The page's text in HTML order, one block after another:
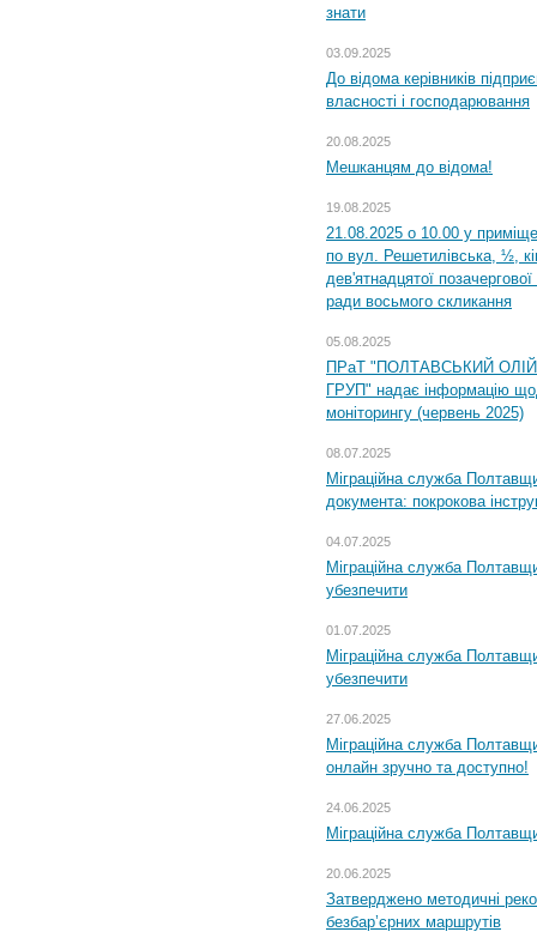
знати
03.09.2025
До відома керівників
власності і господарювання
20.08.2025
Мешканцям до відома!
19.08.2025
21.08.2025 о 10.00 у
по вул. Решетилівська, ½,
дев'ятнадцятої
ради восьмого скликання
05.08.2025
ПРаТ "ПОЛТАВСЬКИЙ
ГРУП" надає інформацію
моніторингу (червень 2025)
08.07.2025
Міграційна служба
документа: покрокова
04.07.2025
Міграційна служба
убезпечити
01.07.2025
Міграційна служба
убезпечити
27.06.2025
Міграційна служба
онлайн зручно та доступно!
24.06.2025
Міграційна служба
20.06.2025
Затверджено методичні
безбар’єрних маршрутів